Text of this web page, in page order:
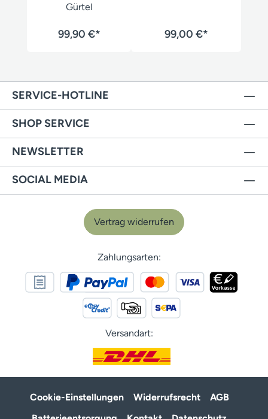
Gürtel
99,90 €* 99,00 €*
SERVICE-HOTLINE
SHOP SERVICE
NEWSLETTER
SOCIAL MEDIA
Vertrag widerrufen
Zahlungsarten:
Versandart:
Cookie-Einstellungen Widerrufsrecht
AGB